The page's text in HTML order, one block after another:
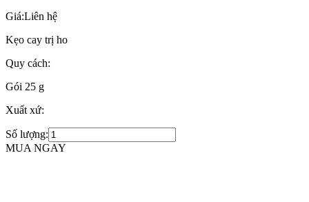
Giá:Liên hệ
Kẹo cay trị ho
Quy cách:
Gói 25 g
Xuất xứ:
Số lượng:
MUA NGAY